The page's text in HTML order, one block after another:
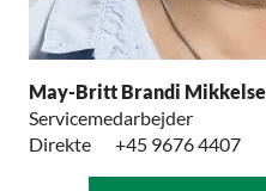
May-Britt Brandi
Servicemedarbejder
Direkte
+45 9676 4407